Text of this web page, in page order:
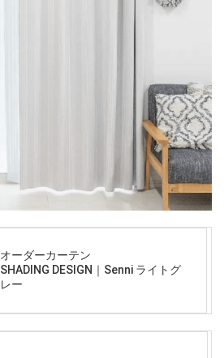
オーダーカーテン
SHADING DESIGN｜Senni ライトグ
レー